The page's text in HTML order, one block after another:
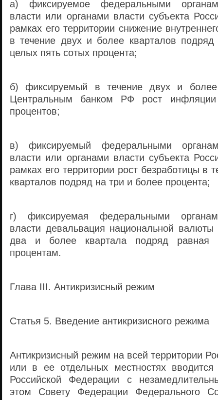
а) фиксируемое федеральными
власти или органами власти субъекта
рамках его территории снижение
в течение двух и более кварталов
целых пять сотых процента;
б) фиксируемый в течение двух и более
Центральным банком РФ рост
процентов;
в) фиксируемый федеральными
власти или органами власти субъекта
рамках его территории рост безработицы в
кварталов подряд на три и более процента;
г) фиксируемая федеральными
власти девальвация национальной валюты
два и более квартала подряд равная
процентам.
Глава III. Антикризисный режим
Статья 5. Введение антикризисного режима
Антикризисный режим на всей территории
или в ее отдельных местностях вводится
Российской Федерации с
этом Совету Федерации Федерального